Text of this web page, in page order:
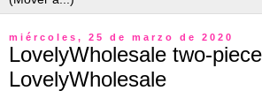
miércoles, 25 de marzo de 2020
LovelyWholesale two-
LovelyWholesale